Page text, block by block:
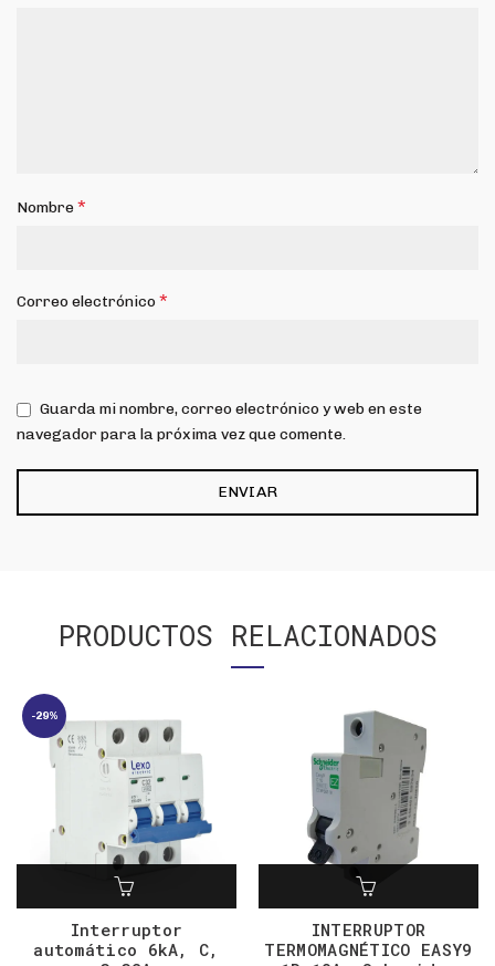
Nombre*
Correo electrónico*
Guarda mi nombre, correo electrónico y web en este
navegador para la próxima vez que comente.
PRODUCTOS RELACIONADOS
-29%
Interruptor
automático 6kA, C,
INTERRUPTOR
TERMOMAGNÉTICO EASY9